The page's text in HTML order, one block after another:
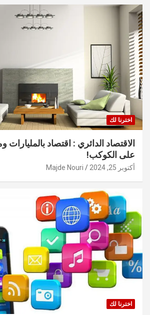
اخترنا لك
الاقتصاد الدائري : اقتصاد
على الكوكب!
أكتوبر 25, 2024 Majde Nouri
اخترنا لك